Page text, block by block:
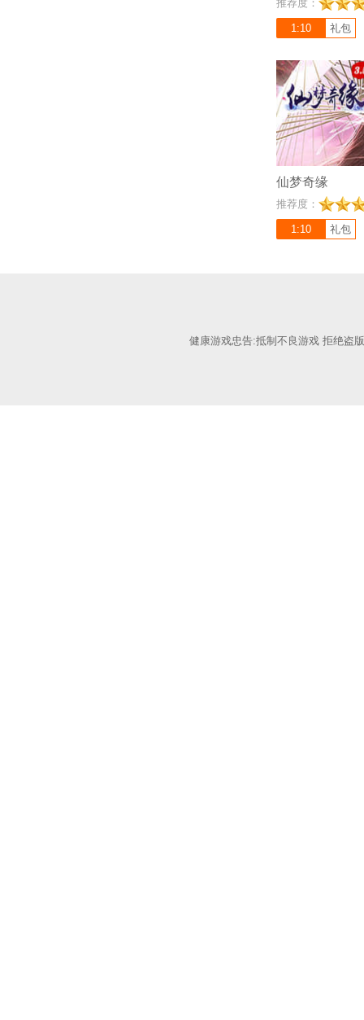
推荐度：
1:10 礼包
《仙梦奇缘3.5折》
态仙侠网游巨作！
提供一个充满挑战
仙梦奇缘
推荐度：
1:10 礼包
健康游戏忠告:抵制不良游戏 拒绝盗